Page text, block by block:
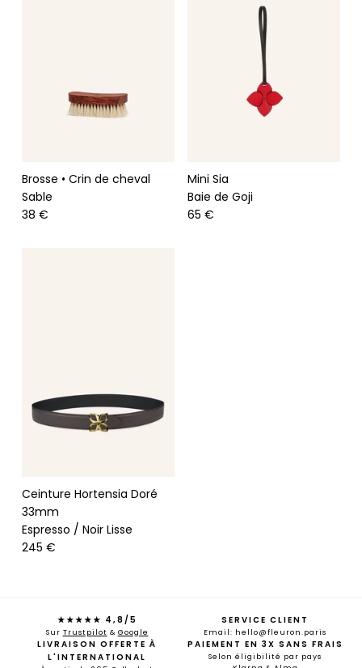
CHARMS
ENTRETIEN DU CUIR
Brosse • Crin de cheval
Sable
38 €
Mini Sia
Baie de Goji
65 €
Ceinture Hortensia Doré
33mm
Espresso / Noir Lisse
245 €
SERVICE CLIENT
Email: hello@fleuron.paris
★★★★★ 4,8/5
Sur Trustpilot & Google
PAIEMENT EN 3X SANS FRAIS
Selon éligibilité par pays
LIVRAISON OFFERTE À
L'INTERNATIONAL